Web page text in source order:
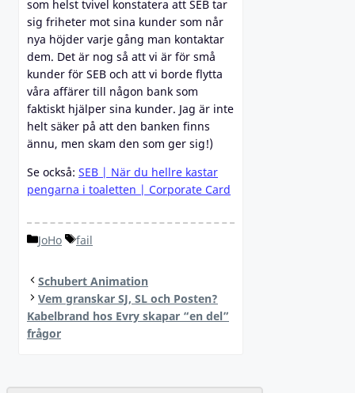
som helst tvivel konstatera att SEB tar
sig friheter mot sina kunder som når
nya höjder varje gång man kontaktar
dem. Det är nog så att vi är för små
kunder för SEB och att vi borde flytta
våra affärer till någon bank som
faktiskt hjälper sina kunder. Jag är inte
helt säker på att den banken finns
ännu, men skam den som ger sig!)
Se också: SEB | När du hellre kastar
pengarna i toaletten | Corporate Card
Categories
JoHo Tags
fail
Schubert Animation
Vem granskar SJ, SL och Posten?
Kabelbrand hos Evry skapar “en del”
frågor